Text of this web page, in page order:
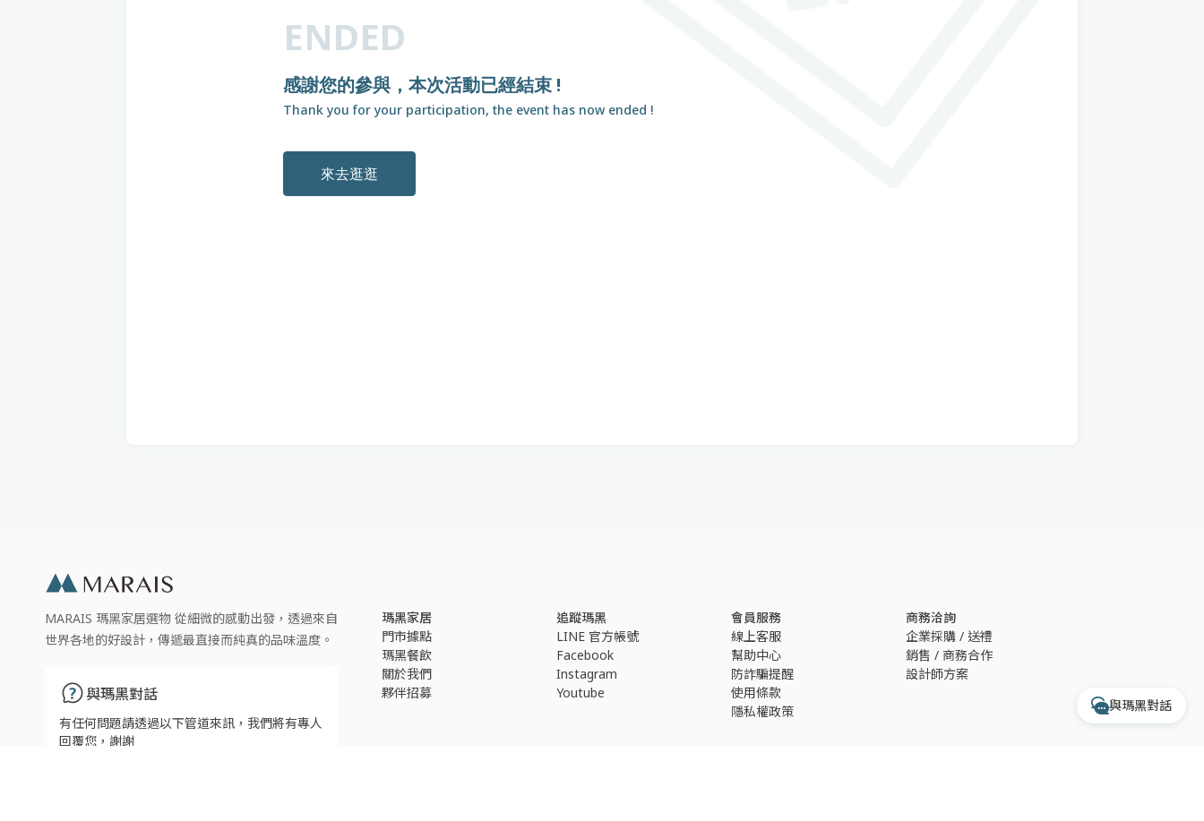
ENDED
感謝您的參與，本次活動已經結束 !
Thank you for your participation, the event has now ended !
來去逛逛
MARAIS 瑪黑家居選物 從細微的感動出發，透過來自
世界各地的好設計，傳遞最直接而純真的品味溫度。
與瑪黑對話
有任何問題請透過以下管道來訊，我們將有專人
回覆您，謝謝
瑪黑家居
門市據點
瑪黑餐飲
關於我們
夥伴招募
追蹤瑪黑
LINE 官方帳號
Facebook
Instagram
Youtube
會員服務
線上客服
幫助中心
防詐騙提醒
使用條款
隱私權政策
商務洽詢
企業採購 / 送禮
銷售 / 商務合作
設計師方案
與瑪黑對話
收到訊息後，客服人員會於上述時間依序為您
處理